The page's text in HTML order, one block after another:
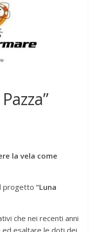
la vela come
il progetto“Luna
che nei recenti anni
esaltare le doti dei